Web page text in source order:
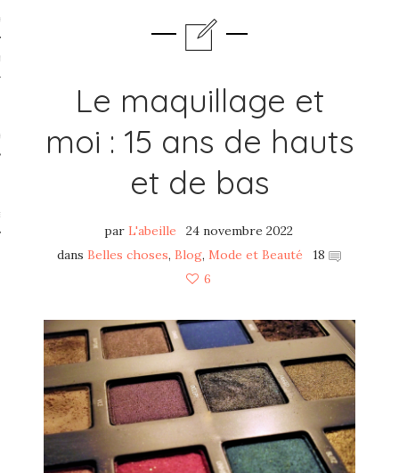
Le maquillage et
moi : 15 ans de hauts
et de bas
par L'abeille
24 novembre 2022
dans Belles choses, Blog, Mode et Beauté
18
6